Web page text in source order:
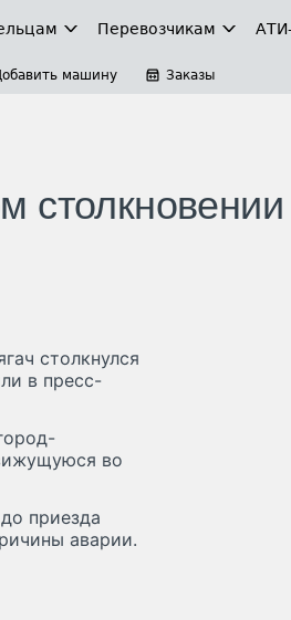
Перевозчикам
машину Заказы
столкновении
столкнулся
в пресс-
во
приезда
аварии.